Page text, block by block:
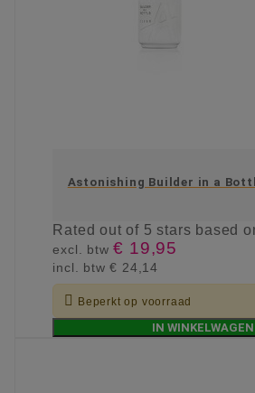
Astonishing Builder in a
Ratedout of 5 stars based
excl. btw€ 19,95
incl. btw€ 24,14
 Beperkt op voorraad
IN WINKELWAGEN